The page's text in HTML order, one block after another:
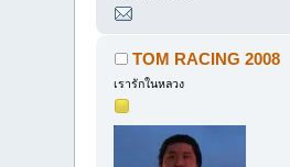
TOM RACING 2008
เรารักในหลวง